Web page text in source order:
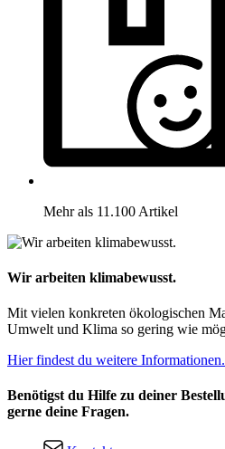
Mehr als 11.100 Artikel
Wir arbeiten klimabewusst.
Mit vielen konkreten ökologischen
Umwelt und Klima so gering wie
Hier findest du weitere Informationen.
Benötigst du Hilfe zu deiner
gerne deine Fragen.